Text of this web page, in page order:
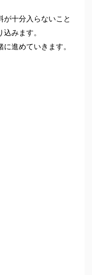
が十分入らないこと
みます。
進めていきます。